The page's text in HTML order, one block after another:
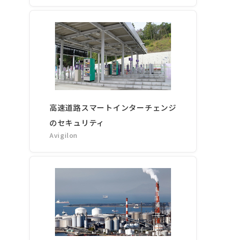
高速道路スマートインターチェンジ
のセキュリティ
Avigilon